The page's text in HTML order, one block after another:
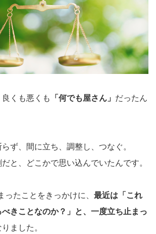
くも悪くも 「何でも屋さん」 だったん
ず、間に立ち、調整し、つなぐ。
と、どこかで思い込んでいたんです。
ったことをきっかけに、 最近は「これ
きことなのか？」と、一度立ち止まっ
りました。